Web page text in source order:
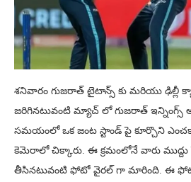
శనివారం గుజరాత్ టైటాన్స్ కు మరియు ఢిల్లీ
జరిగినటువంటి మ్యాచ్ లో గుజరాత్ ఇన్నింగ్స్
సమయంలో ఒక జంట స్టాండ్ పై కూర్చొని ఎంచక్కా
కెమెరాలో చిక్కారు. ఈ క్రమంలోనే వారు ముద్దు
తీసినటువంటి ఫోటో వైరల్ గా మారింది. ఈ